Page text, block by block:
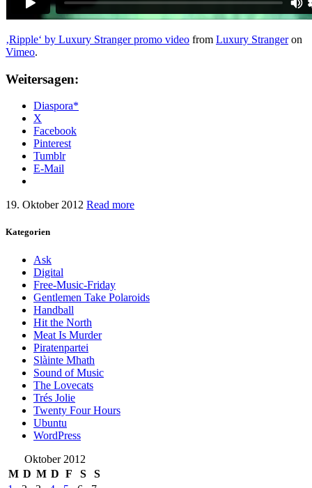
‚Ripple‘ by Luxury Stranger promo video from Luxury Strangeron
Vimeo.
Weitersagen:
Diaspora*
X
Facebook
Pinterest
Tumblr
E-Mail
19. Oktober 2012 Read more
Kategorien
Ask
Digital
Free-Music-Friday
Gentlemen Take Polaroids
Handball
Hit the North
Meat Is Murder
Piratenpartei
Slàinte Mhath
Sound of Music
The Lovecats
Trés Jolie
Twenty Four Hours
Ubuntu
WordPress
Oktober 2012
M D M D F S
S